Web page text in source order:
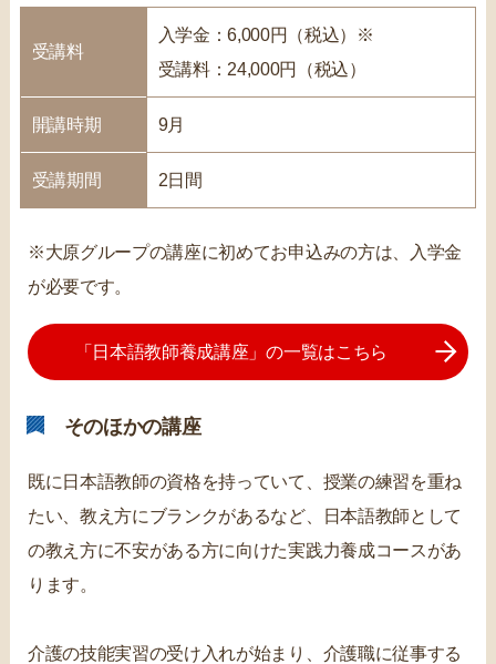
受講料
入学金：6,000円（税込）※
受講料：24,000円（税込）
開講時期 9月
受講期間 2日間
※大原グループの講座に初めてお申込みの方は、入学金
が必要です。
「日本語教師養成講座」の一覧はこちら
そのほかの講座
既に日本語教師の資格を持っていて、授業の練習を重ね
たい、教え方にブランクがあるなど、日本語教師として
の教え方に不安がある方に向けた実践力養成コースがあ
ります。
介護の技能実習の受け入れが始まり、介護職に従事する